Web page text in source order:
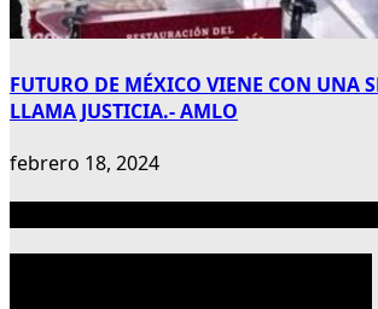
FUTURO DE MÉXICO VIENE CON UNA
LLAMA JUSTICIA.- AMLO
febrero 18, 2024